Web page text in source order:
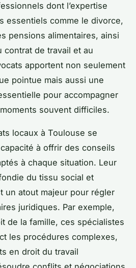
dont l’expertise
essentiels comme le divorce,
pensions alimentaires, ainsi
de travail et au
apportent non seulement
pointue mais aussi une
pour accompagner
souvent difficiles.
locaux à Toulouse se
à offrir des conseils
à chaque situation. Leur
du tissu social et
un atout majeur pour régler
juridiques. Par exemple,
de la famille, ces spécialistes
les procédures complexes,
en droit du travail